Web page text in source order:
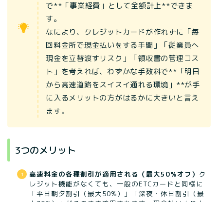
で**「事業経費」として全額計上**できま
す。
なにより、クレジットカードが作れずに「毎
回料金所で現金払いをする手間」「従業員へ
現金を立替渡すリスク」「領収書の管理コス
ト」を考えれば、わずかな手数料で**「明日
から高速道路をスイスイ通れる環境」**が手
に入るメリットの方がはるかに大きいと言え
ます。
3つのメリット
高速料金の各種割引が適用される（最大50%オフ） ク
レジット機能がなくても、一般のETCカードと同様に
「平日朝夕割引（最大50%）」「深夜・休日割引（最